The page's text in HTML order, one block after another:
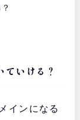
いける？
インになる